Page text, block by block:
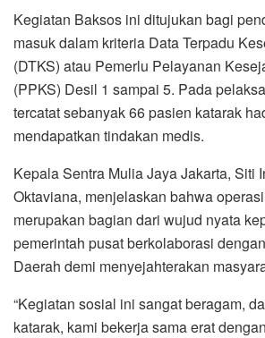
Kegiatan Baksos ini ditujukan bagi
masuk dalam kriteria Data Terpadu
(DTKS) atau Pemerlu Pelayanan
(PPKS) Desil 1 sampai 5. Pada
tercatat sebanyak 66 pasien katarak
mendapatkan tindakan medis.
Kepala Sentra Mulia Jaya Jakarta, Siti
Oktaviana, menjelaskan bahwa
merupakan bagian dari wujud nyata
pemerintah pusat berkolaborasi
Daerah demi menyejahterakan
“Kegiatan sosial ini sangat beragam,
katarak, kami bekerja sama erat